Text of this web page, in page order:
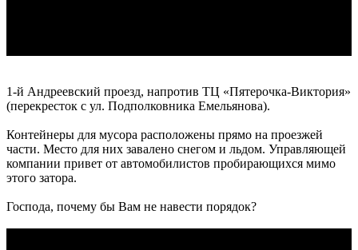
1-й Андреевский проезд, напротив ТЦ «Пятерочка-Виктория»
(перекресток с ул. Подполковника Емельянова).
Контейнеры для мусора расположены прямо на проезжей
части. Место для них завалено снегом и льдом. Управляющей
компании привет от автомобилистов пробирающихся мимо
этого затора.
Господа, почему бы Вам не навести порядок?